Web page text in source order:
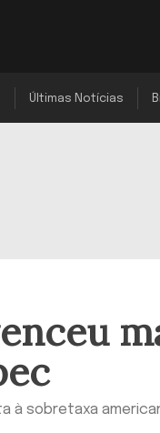
Últimas Notícias
à sobretaxa